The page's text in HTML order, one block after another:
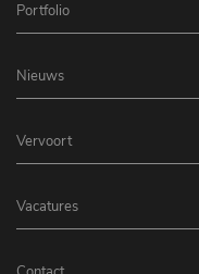
Portfolio
Nieuws
Vervoort
Vacatures